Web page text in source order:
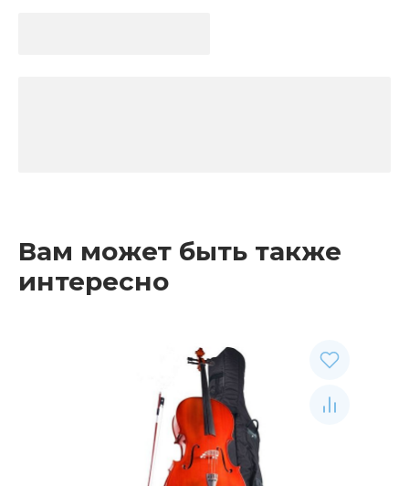
Вам может быть также
интересно